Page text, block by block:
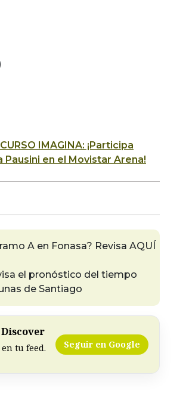
IMAGINA: ¡Participa
en el Movistar Arena!
A en Fonasa? Revisa AQUÍ
el pronóstico del tiempo
de Santiago
tu feed. Seguir en Google